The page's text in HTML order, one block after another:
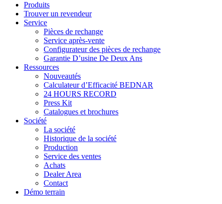
Produits
Trouver un revendeur
Service
Pièces de rechange
Service après-vente
Configurateur des pièces de rechange
Garantie D’usine De Deux Ans
Ressources
Nouveautés
Calculateur d’Efficacité BEDNAR
24 HOURS RECORD
Press Kit
Catalogues et brochures
Société
La société
Historique de la société
Production
Service des ventes
Achats
Dealer Area
Contact
Démo terrain